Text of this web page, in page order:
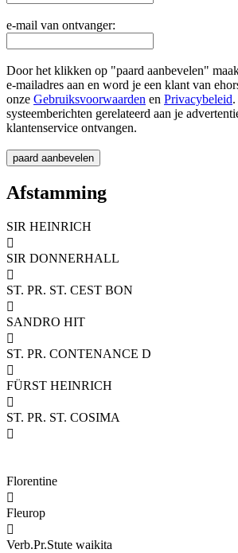
e-mail van ontvanger:
Door het klikken op "paard aanbevelen"
e-mailadres aan en word je een klant van
onze Gebruiksvoorwaarden en Privacybeleid
systeemberichten gerelateerd aan je
klantenservice ontvangen.
Afstamming
SIR HEINRICH

SIR DONNERHALL

ST. PR. ST. CEST BON

SANDRO HIT

ST. PR. CONTENANCE D

FÜRST HEINRICH

ST. PR. ST. COSIMA

Florentine

Fleurop

Verb.Pr.Stute waikita